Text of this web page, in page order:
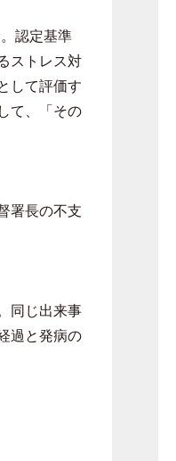
認定基準
ストレス対
して評価す
て、「その
署長の不支
同じ出来事
過と発病の